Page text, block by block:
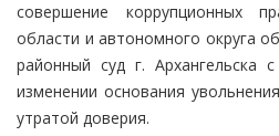
совершение коррупционных
области и автономного округа
районный суд г. Архангельска
изменении основания
утратой доверия.